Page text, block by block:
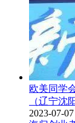
欧美同学
（辽宁沈
2023-07-07